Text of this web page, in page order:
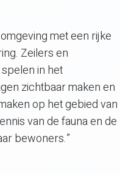
met een rijke
Zeilers en
in het
zichtbaar maken en
op het gebied van
van de fauna en de
bewoners.”